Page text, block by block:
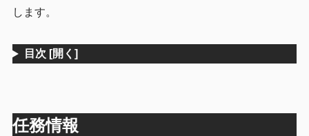
します。
目次 [開く]
任務情報